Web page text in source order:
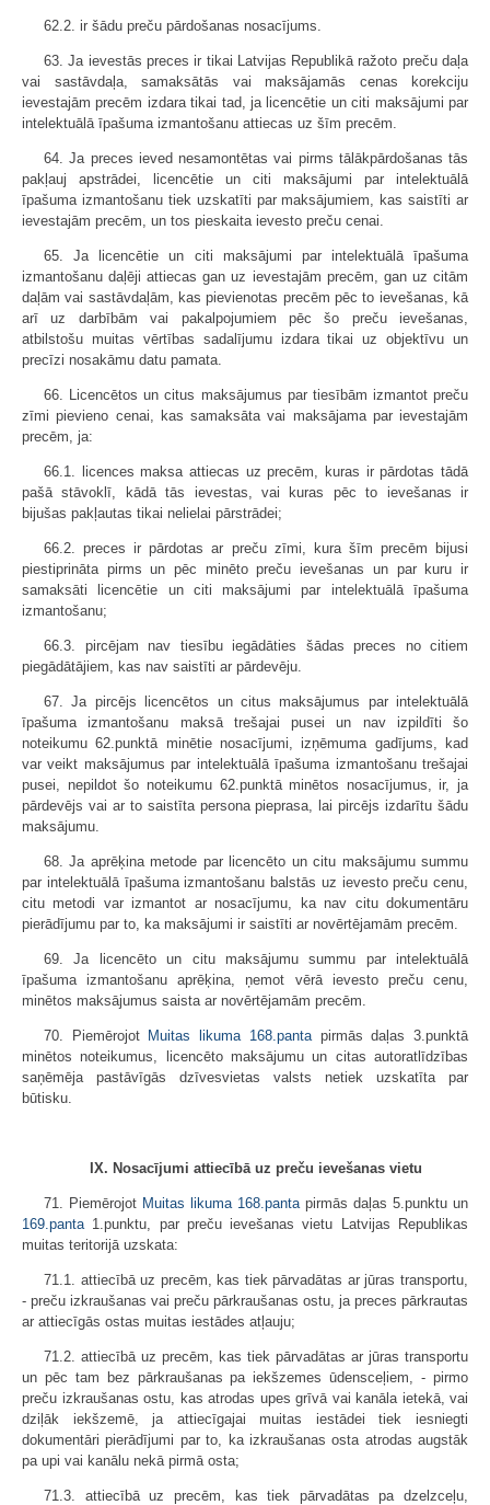
62.2. ir šādu preču pārdošanas nosacījums.
63. Ja ievestās preces ir tikai Latvijas Republikā ražoto preču daļa
vai sastāvdaļa, samaksātās vai maksājamās cenas korekciju
ievestajām precēm izdara tikai tad, ja licencētie un citi maksājumi par
intelektuālā īpašuma izmantošanu attiecas uz šīm precēm.
64. Ja preces ieved nesamontētas vai pirms tālākpārdošanas tās
pakļauj apstrādei, licencētie un citi maksājumi par intelektuālā
īpašuma izmantošanu tiek uzskatīti par maksājumiem, kas saistīti ar
ievestajām precēm, un tos pieskaita ievesto preču cenai.
65. Ja licencētie un citi maksājumi par intelektuālā īpašuma
izmantošanu daļēji attiecas gan uz ievestajām precēm, gan uz citām
daļām vai sastāvdaļām, kas pievienotas precēm pēc to ievešanas, kā
arī uz darbībām vai pakalpojumiem pēc šo preču ievešanas,
atbilstošu muitas vērtības sadalījumu izdara tikai uz objektīvu un
precīzi nosakāmu datu pamata.
66. Licencētos un citus maksājumus par tiesībām izmantot preču
zīmi pievieno cenai, kas samaksāta vai maksājama par ievestajām
precēm, ja:
66.1. licences maksa attiecas uz precēm, kuras ir pārdotas tādā
pašā stāvoklī, kādā tās ievestas, vai kuras pēc to ievešanas ir
bijušas pakļautas tikai nelielai pārstrādei;
66.2. preces ir pārdotas ar preču zīmi, kura šīm precēm bijusi
piestiprināta pirms un pēc minēto preču ievešanas un par kuru ir
samaksāti licencētie un citi maksājumi par intelektuālā īpašuma
izmantošanu;
66.3. pircējam nav tiesību iegādāties šādas preces no citiem
piegādātājiem, kas nav saistīti ar pārdevēju.
67. Ja pircējs licencētos un citus maksājumus par intelektuālā
īpašuma izmantošanu maksā trešajai pusei un nav izpildīti šo
noteikumu 62.punktā minētie nosacījumi, izņēmuma gadījums, kad
var veikt maksājumus par intelektuālā īpašuma izmantošanu trešajai
pusei, nepildot šo noteikumu 62.punktā minētos nosacījumus, ir, ja
pārdevējs vai ar to saistīta persona pieprasa, lai pircējs izdarītu šādu
maksājumu.
68. Ja aprēķina metode par licencēto un citu maksājumu summu
par intelektuālā īpašuma izmantošanu balstās uz ievesto preču cenu,
citu metodi var izmantot ar nosacījumu, ka nav citu dokumentāru
pierādījumu par to, ka maksājumi ir saistīti ar novērtējamām precēm.
69. Ja licencēto un citu maksājumu summu par intelektuālā
īpašuma izmantošanu aprēķina, ņemot vērā ievesto preču cenu,
minētos maksājumus saista ar novērtējamām precēm.
70. Piemērojot Muitas likuma 168.pantapirmās daļas 3.punktā
minētos noteikumus, licencēto maksājumu un citas autoratlīdzības
saņēmēja pastāvīgās dzīvesvietas valsts netiek uzskatīta par
būtisku.
IX. Nosacījumi attiecībā uz preču ievešanas vietu
71. Piemērojot Muitas likuma 168.pantapirmās daļas 5.punktu un
169.panta1.punktu, par preču ievešanas vietu Latvijas Republikas
muitas teritorijā uzskata:
71.1. attiecībā uz precēm, kas tiek pārvadātas ar jūras transportu,
- preču izkraušanas vai preču pārkraušanas ostu, ja preces pārkrautas
ar attiecīgās ostas muitas iestādes atļauju;
71.2. attiecībā uz precēm, kas tiek pārvadātas ar jūras transportu
un pēc tam bez pārkraušanas pa iekšzemes ūdensceļiem, - pirmo
preču izkraušanas ostu, kas atrodas upes grīvā vai kanāla ietekā, vai
dziļāk iekšzemē, ja attiecīgajai muitas iestādei tiek iesniegti
dokumentāri pierādījumi par to, ka izkraušanas osta atrodas augstāk
pa upi vai kanālu nekā pirmā osta;
71.3. attiecībā uz precēm, kas tiek pārvadātas pa dzelzceļu,